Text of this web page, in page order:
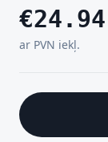
€24.94
ar PVN iekļ.